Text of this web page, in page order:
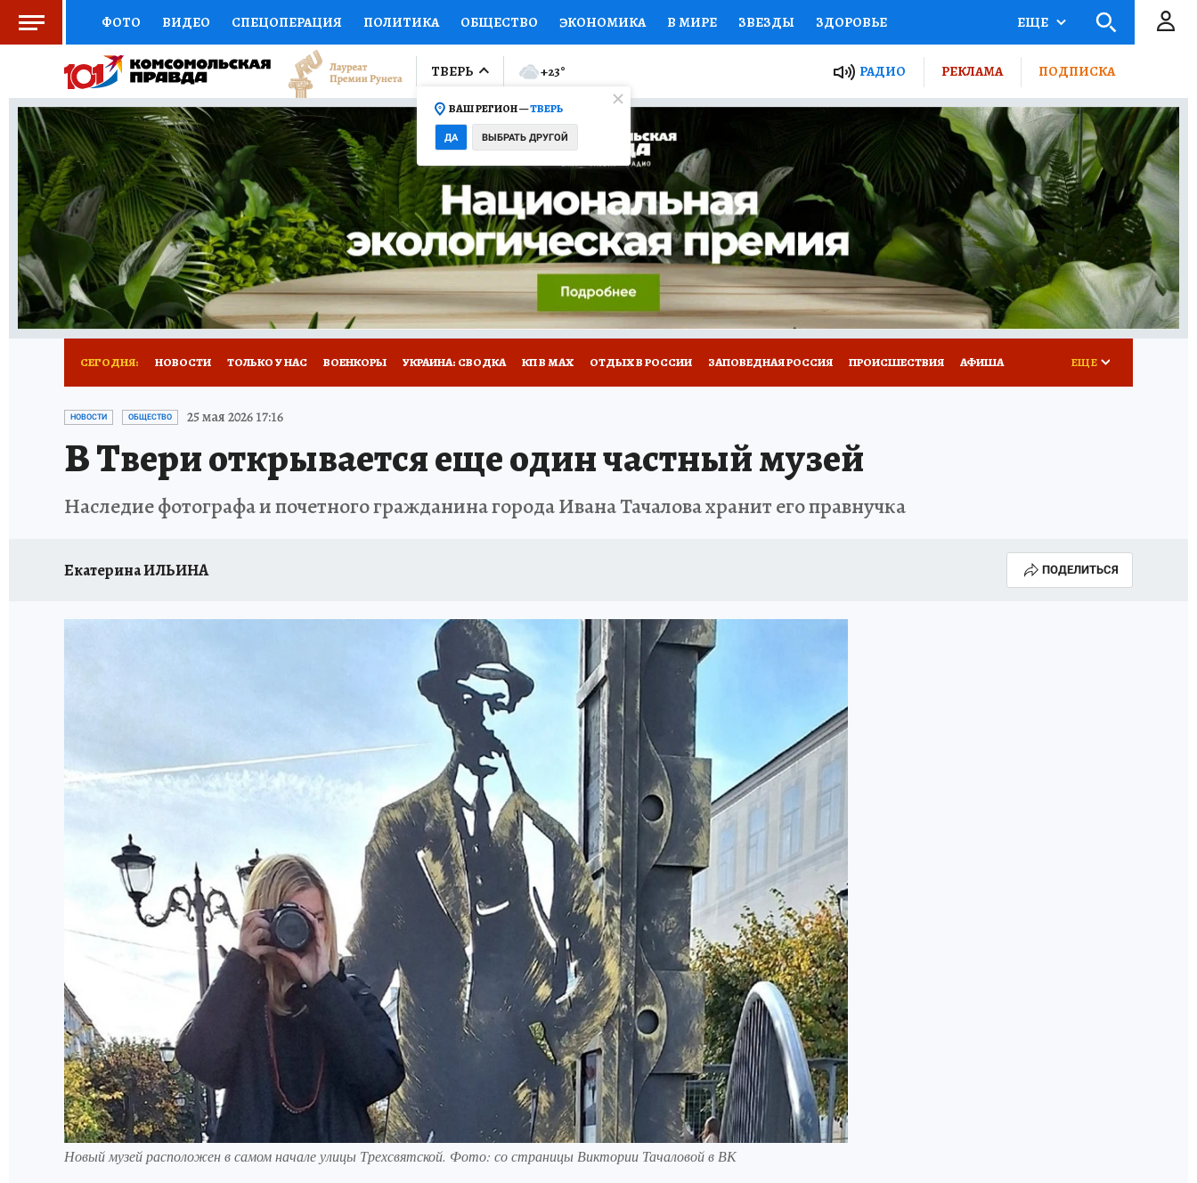
ФОТО ВИДЕО СПЕЦОПЕРАЦИЯ ПОЛИТИКА ОБЩЕСТВО ЭКОНОМИКА В МИРЕ ЗВЕЗДЫ ЗДОРОВЬЕ
СОЦПОДДЕРЖКА НАУКА СПОРТ КОЛУМНИСТЫ ПРОИСШЕСТВИЯ НАЦИОНАЛЬНЫЕ ПРОЕКТЫ РОССИИ
ВЫБОР ЭКСПЕРТОВ ДОКТОР ФИНАНСЫ ОТКРЫВАЕМ МИР Я ЗНАЮ СЕМЬЯ ЖЕНСКИЕ СЕКРЕТЫ ПУТЕВОДИТЕЛЬ
КНИЖНАЯ ПОЛКА ПРОГНОЗЫ НА СПОРТ ПРОМОКОДЫ СЕРИАЛЫ СПЕЦПРОЕКТЫ ДЕФИЦИТ ЖЕЛЕЗА ТУРИЗМ
ПРЕСС-ЦЕНТР НЕДВИЖИМОСТЬ ТЕЛЕВИЗОР КОЛЛЕКЦИИ КОНКУРСЫ РАБОТА У НАС ГИД ПОТРЕБИТЕЛЯ ВСЕ О КП
РАДИО КП РЕКЛАМА ТЕСТЫ НОВОЕ НА САЙТЕ
ЕЩЕ
ТВЕРЬ
ВАШ РЕГИОН —ТВЕРЬ
ДА ВЫБРАТЬ ДРУГОЙ
+23° РАДИО РЕКЛАМА ПОДПИСКА
СЕГОДНЯ: НОВОСТИ ТОЛЬКО У НАС ВОЕНКОРЫ УКРАИНА: СВОДКА КП В МАХ ОТДЫХ В РОССИИ ЗАПОВЕДНАЯ РОССИЯ ПРОИСШЕСТВИЯ АФИША
ИСПЫТАНО НА СЕБЕ
ЕЩЕ
НОВОСТИ ОБЩЕСТВО 25 мая 2026 17:16
В Твери открывается еще один частный музей
Наследие фотографа и почетного гражданина города Ивана Тачалова хранит его правнучка
Екатерина ИЛЬИНА ПОДЕЛИТЬСЯ
Новый музей расположен в самом начале улицы Трехсвятской. Фото: со страницы Виктории Тачаловой в ВК